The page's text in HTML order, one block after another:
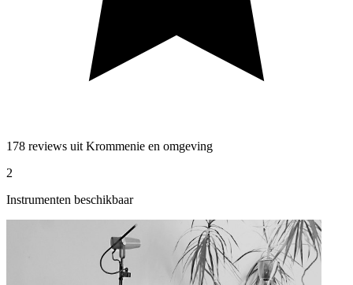
178 reviews uit Krommenie en omgeving
2
Instrumenten beschikbaar